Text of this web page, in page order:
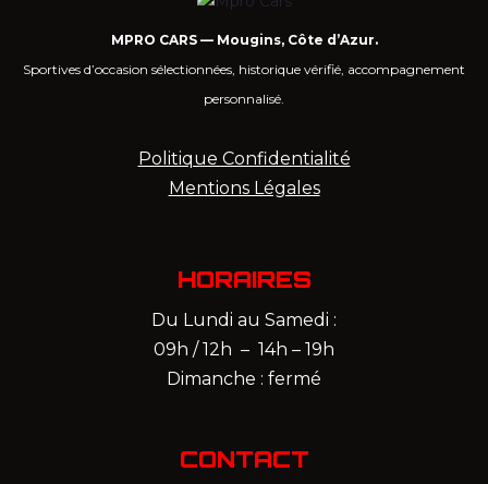
MPRO CARS — Mougins, Côte d’Azur.
Sportives d’occasion sélectionnées, historique vérifié, accompagnement
personnalisé.
Politique Confidentialité
Mentions Légales
HORAIRES
Du Lundi au Samedi :
09h / 12h – 14h – 19h
Dimanche : fermé
CONTACT